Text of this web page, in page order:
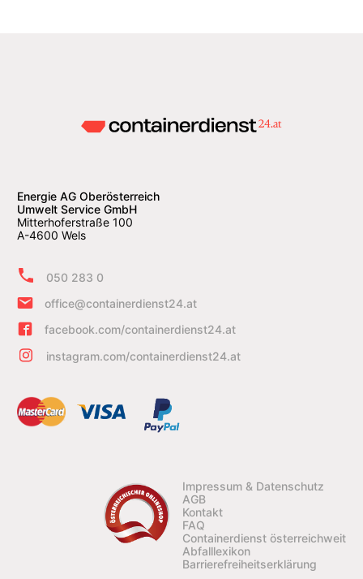
Energie AG Oberösterreich
Umwelt Service GmbH
Mitterhoferstraße 100
A-4600 Wels
050 283 0
office@containerdienst24.at
facebook.com/containerdienst24.at
instagram.com/containerdienst24.at
Impressum & Datenschutz
AGB
Kontakt
FAQ
Containerdienst österreichweit
Abfalllexikon
Barrierefreiheitserklärung